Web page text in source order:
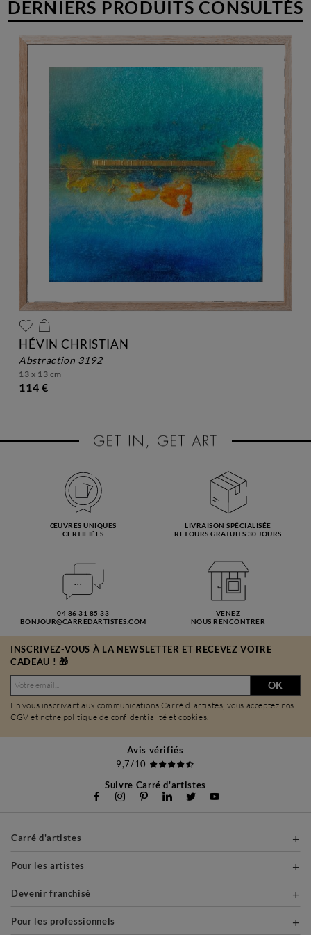
DERNIERS PRODUITS CONSULTÉS
HÉVIN CHRISTIAN
abstraction 3192
13 x 13 cm
114 €
ŒUVRES UNIQUES
CERTIFIÉES
LIVRAISON SPÉCIALISÉE
RETOURS GRATUITS 30 JOURS
04 86 31 85 33
BONJOUR@CARREDARTISTES.COM
VENEZ
NOUS RENCONTRER
INSCRIVEZ-VOUS À LA NEWSLETTER ET RECEVEZ VOTRE
CADEAU ! 🎁
OK
En vous inscrivant aux communications Carré d'artistes, vous acceptez nos
CGV et notre politique de confidentialité et cookies.
Avis vérifiés
9,7/10
Suivre Carré d'artistes
Carré d'artistes
Pour les artistes
Devenir franchisé
Pour les professionnels